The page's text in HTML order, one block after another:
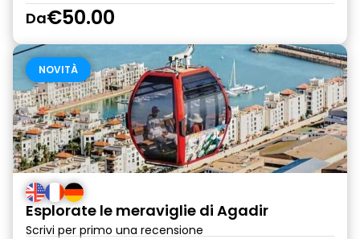
Da€50.00
NOVITÀ
Esplorate le meraviglie di Agadir
Scrivi per primo una recensione